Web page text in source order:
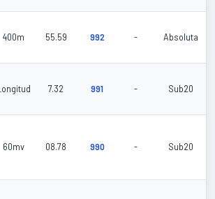
400m 55.59 992 - Absoluta
Longitud 7.32 991 - Sub20
60mv 08.78 990 - Sub20